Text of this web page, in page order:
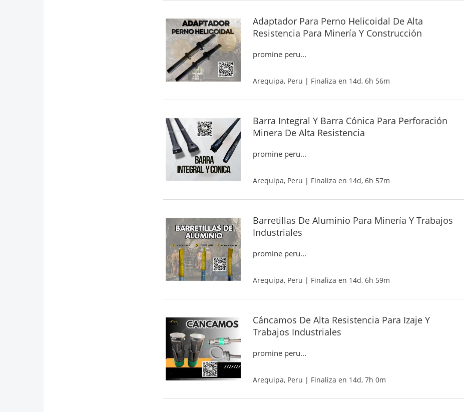
Adaptador Para Perno Helicoidal De Alta
Resistencia Para Minería Y Construcción
promine peru...
Arequipa, Peru | Finaliza en 14d, 6h 56m
Barra Integral Y Barra Cónica Para Perforación
Minera De Alta Resistencia
promine peru...
Arequipa, Peru | Finaliza en 14d, 6h 57m
Barretillas De Aluminio Para Minería Y Trabajos
Industriales
promine peru...
Arequipa, Peru | Finaliza en 14d, 6h 59m
Cáncamos De Alta Resistencia Para Izaje Y
Trabajos Industriales
promine peru...
Arequipa, Peru | Finaliza en 14d, 7h 0m